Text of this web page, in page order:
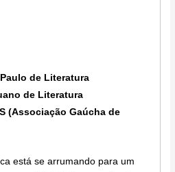
de Literatura
de Literatura
(Associação Gaúcha de
está se arrumando para um